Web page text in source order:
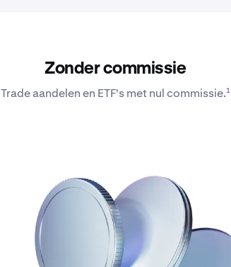
Zonder commissie
Trade aandelen en ETF's met nul commissie.1